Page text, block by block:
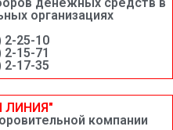
организациях
2-25-10
2-15-71
2-17-35
ЛИНИЯ"
компании